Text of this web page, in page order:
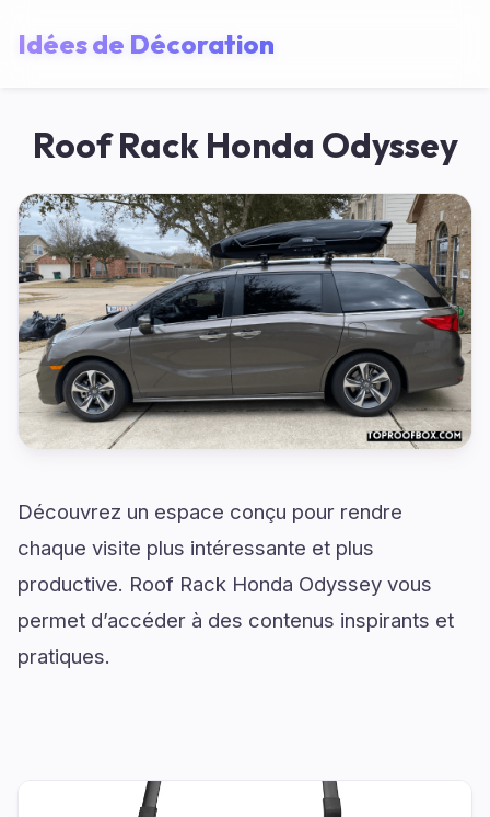
Idées de Décoration
Roof Rack Honda Odyssey
Découvrez un espace conçu pour rendre
chaque visite plus intéressante et plus
productive. Roof Rack Honda Odyssey vous
permet d’accéder à des contenus inspirants et
pratiques.